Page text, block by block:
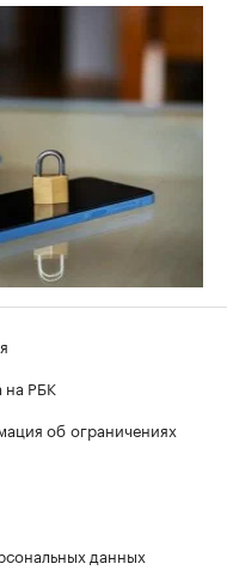
на РБК
об ограничениях
данных